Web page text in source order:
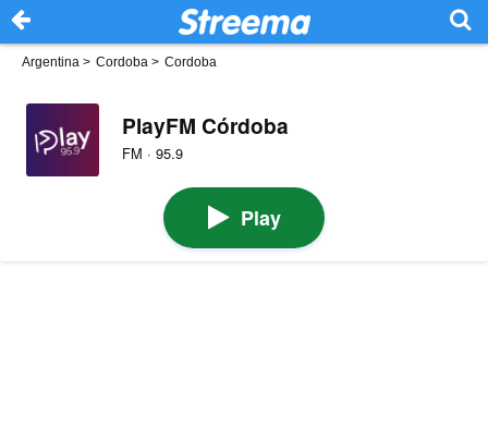
Argentina > Cordoba > Cordoba
PlayFM Córdoba
FM · 95.9
Play